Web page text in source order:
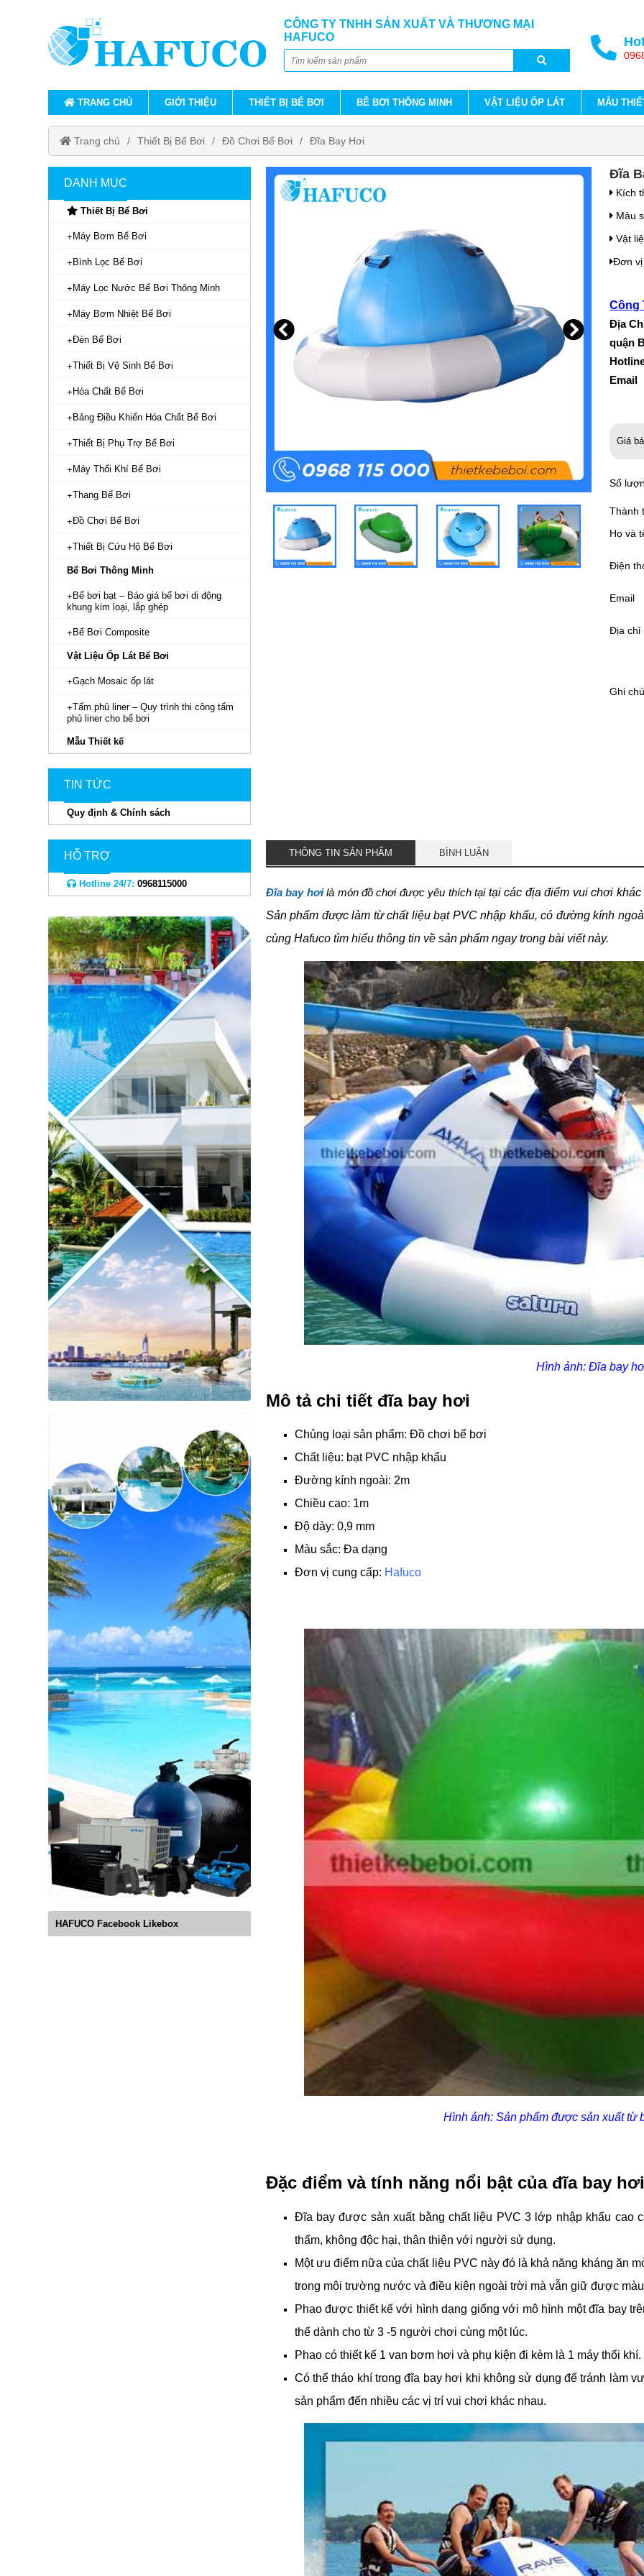
CÔNG TY TNHH SẢN XUẤT VÀ THƯƠNG MẠI
HAFUCO
TRANG CHỦ GIỚI THIỆU THIẾT BỊ BỂ BƠI BỂ BƠI THÔNG MINH VẬT LIỆU ỐP LÁT MẪU
Trang chủ Thiết Bị Bể Bơi Đồ Chơi Bể Bơi Đĩa Bay Hơi
Đĩa
Kích
Màu
Vật
Đơn vị
Công
Địa
quận
Email
Giá
Số
Thành
Họ và
Điện
Email
Địa chỉ
Ghi
THÔNG TIN SẢN PHẨM BÌNH LUẬN
Đĩa bay hơilà món đồ chơi được yêu thích tại tại các địa điểm vui chơi
Sản phẩm được làm từ chất liệu bạt PVC nhập khẩu, có đường kính
cùng Hafuco tìm hiểu thông tin về sản phẩm ngay trong bài viết này.
Hình ảnh: Đĩa bay
Mô tả chi tiết đĩa bay hơi
Chủng loại sản phẩm: Đồ chơi bể bơi
Chất liệu: bạt PVC nhập khẩu
Đường kính ngoài: 2m
Chiều cao: 1m
Độ dày: 0,9 mm
Màu sắc: Đa dạng
Đơn vị cung cấp: Hafuco
Hình ảnh: Sản phẩm được sản xuất từ
Đặc điểm và tính năng nổi bật của đĩa bay hơi
Đĩa bay được sản xuất bằng chất liệu PVC 3 lớp nhập khẩu cao
thấm, không độc hại, thân thiện với người sử dụng.
Một ưu điểm nữa của chất liệu PVC này đó là khả năng kháng ăn
trong môi trường nước và điều kiện ngoài trời mà vẫn giữ được
Phao được thiết kế với hình dạng giống với mô hình một đĩa bay
thể dành cho từ 3 -5 người chơi cùng một lúc.
Phao có thiết kế 1 van bơm hơi và phụ kiện đi kèm là 1 máy thổi khí.
Có thể tháo khí trong đĩa bay hơi khi không sử dụng để tránh làm
sản phẩm đến nhiều các vị trí vui chơi khác nhau.
DANH MỤC
Thiết Bị Bể Bơi
Máy Bơm Bể Bơi
Bình Lọc Bể Bơi
Máy Lọc Nước Bể Bơi Thông Minh
Máy Bơm Nhiệt Bể Bơi
Đèn Bể Bơi
Thiết Bị Vệ Sinh Bể Bơi
Hóa Chất Bể Bơi
Bảng Điều Khiển Hóa Chất Bể Bơi
Thiết Bị Phụ Trợ Bể Bơi
Máy Thổi Khí Bể Bơi
Thang Bể Bơi
Đồ Chơi Bể Bơi
Thiết Bị Cứu Hộ Bể Bơi
Bể Bơi Thông Minh
Bể bơi bạt – Báo giá bể bơi di động
khung kim loại, lắp ghép
Bể Bơi Composite
Vật Liệu Ốp Lát Bể Bơi
Gạch Mosaic ốp lát
Tấm phủ liner – Quy trình thi công tấm
phủ liner cho bể bơi
Mẫu Thiết kế
TIN TỨC
Quy định & Chính sách
HỖ TRỢ
Hotline 24/7: 0968115000
HAFUCO Facebook Likebox